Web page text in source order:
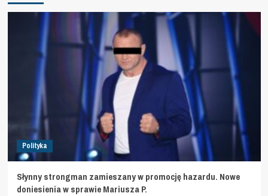
Polityka
Słynny strongman zamieszany w promocję hazardu. Nowe
doniesienia w sprawie Mariusza P.